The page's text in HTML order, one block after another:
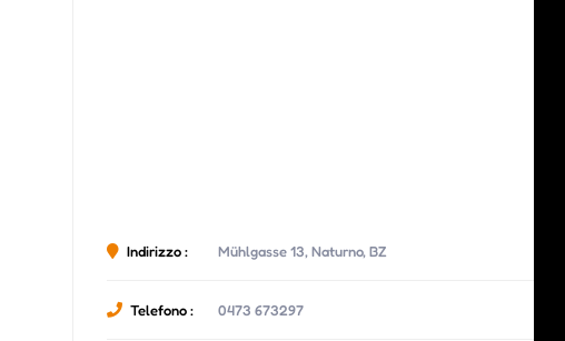
Indirizzo : Mühlgasse 13, Naturno, BZ
Telefono : 0473 673297